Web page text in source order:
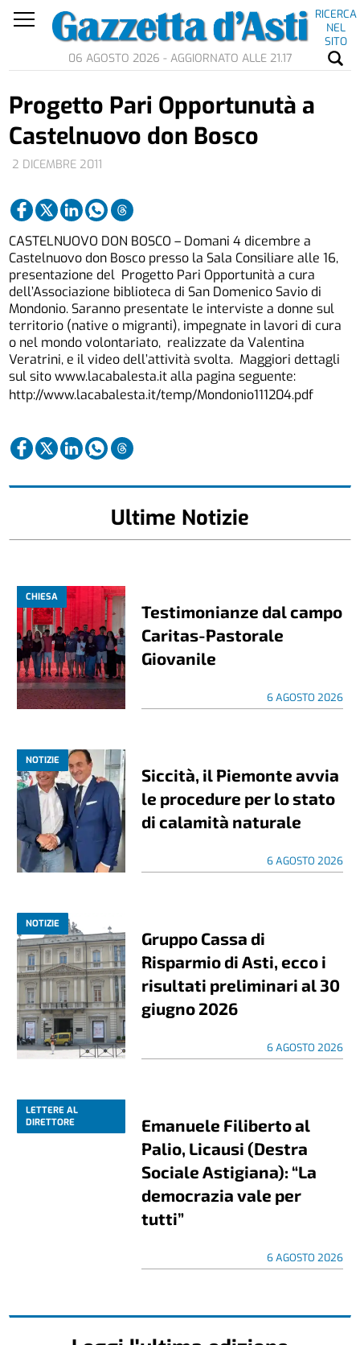
RICERCA
NEL
SITO
06 AGOSTO 2026 - AGGIORNATO ALLE 21.17
2 DICEMBRE 2011
Progetto Pari Opportunutà a
Castelnuovo don Bosco
CASTELNUOVO DON BOSCO – Domani 4 dicembre a
Castelnuovo don Bosco presso la Sala Consiliare alle 16,
presentazione del Progetto Pari Opportunità a cura
dell’Associazione biblioteca di San Domenico Savio di
Mondonio. Saranno presentate le interviste a donne sul
territorio (native o migranti), impegnate in lavori di cura
o nel mondo volontariato, realizzate da Valentina
Veratrini, e il video dell’attività svolta. Maggiori dettagli
sul sito www.lacabalesta.it alla pagina seguente:
http://www.lacabalesta.it/temp/Mondonio111204.pdf
Ultime Notizie
CHIESA
Testimonianze dal campo
Caritas-Pastorale
Giovanile
6 AGOSTO 2026
NOTIZIE
Siccità, il Piemonte avvia
le procedure per lo stato
di calamità naturale
6 AGOSTO 2026
NOTIZIE
Gruppo Cassa di
Risparmio di Asti, ecco i
risultati preliminari al 30
giugno 2026
6 AGOSTO 2026
LETTERE AL
DIRETTORE
Emanuele Filiberto al
Palio, Licausi (Destra
Sociale Astigiana): “La
democrazia vale per
tutti”
6 AGOSTO 2026